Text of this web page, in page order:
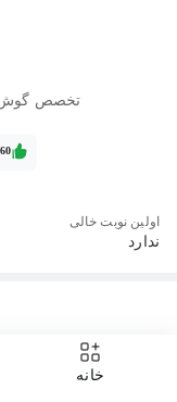
تخصص گوش،
اولین نوبت خالی
ندارد
خانه